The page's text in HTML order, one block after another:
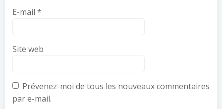
E-mail *
Site web
Prévenez-moi de tous les nouveaux commentaires
par e-mail.